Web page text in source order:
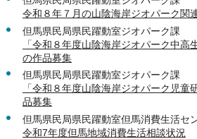
令和８年７月の山陰海岸ジオパーク関
但馬県民局県民躍動室ジオパーク課
「令和８年度山陰海岸ジオパーク中高
の作品募集
但馬県民局県民躍動室ジオパーク課
「令和８年度山陰海岸ジオパーク児童
品募集
但馬県民局県民躍動室但馬消費生活セ
令和7年度但馬地域消費生活相談状況